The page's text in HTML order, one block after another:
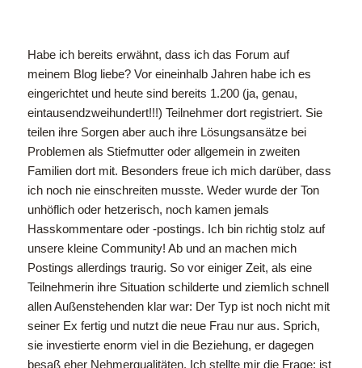
Habe ich bereits erwähnt, dass ich das Forum auf
meinem Blog liebe? Vor eineinhalb Jahren habe ich es
eingerichtet und heute sind bereits 1.200 (ja, genau,
eintausendzweihundert!!!) Teilnehmer dort registriert. Sie
teilen ihre Sorgen aber auch ihre Lösungsansätze bei
Problemen als Stiefmutter oder allgemein in zweiten
Familien dort mit. Besonders freue ich mich darüber, dass
ich noch nie einschreiten musste. Weder wurde der Ton
unhöflich oder hetzerisch, noch kamen jemals
Hasskommentare oder -postings. Ich bin richtig stolz auf
unsere kleine Community! Ab und an machen mich
Postings allerdings traurig. So vor einiger Zeit, als eine
Teilnehmerin ihre Situation schilderte und ziemlich schnell
allen Außenstehenden klar war: Der Typ ist noch nicht mit
seiner Ex fertig und nutzt die neue Frau nur aus. Sprich,
sie investierte enorm viel in die Beziehung, er dagegen
besaß eher Nehmerqualitäten. Ich stellte mir die Frage: ist